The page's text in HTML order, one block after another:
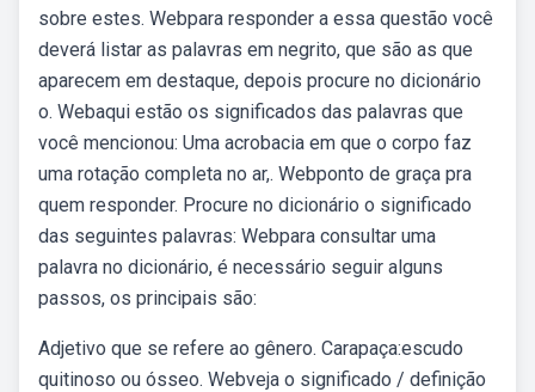
sobre estes. Webpara responder a essa questão você
deverá listar as palavras em negrito, que são as que
aparecem em destaque, depois procure no dicionário
o. Webaqui estão os significados das palavras que
você mencionou: Uma acrobacia em que o corpo faz
uma rotação completa no ar,. Webponto de graça pra
quem responder. Procure no dicionário o significado
das seguintes palavras: Webpara consultar uma
palavra no dicionário, é necessário seguir alguns
passos, os principais são:
Adjetivo que se refere ao gênero. Carapaça:escudo
quitinoso ou ósseo. Webveja o significado / definição